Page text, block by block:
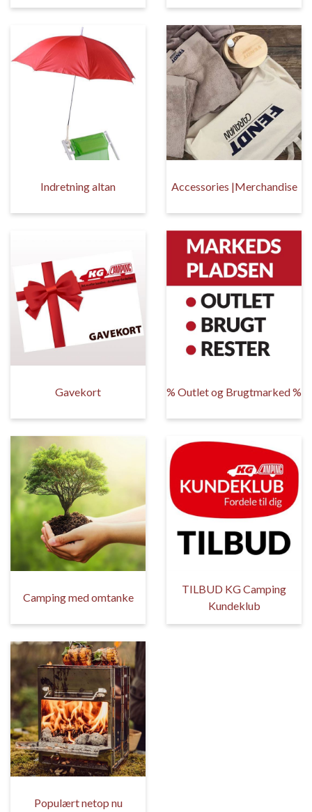
Indretning altan Accessories |Merchandise
Gavekort % Outlet og Brugtmarked %
Camping med omtanke
TILBUD KG Camping
Kundeklub
Populært netop nu